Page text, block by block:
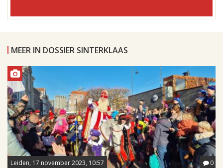
MEER IN DOSSIER SINTERKLAAS
Leiden, 17 november 2023, 10:57 0